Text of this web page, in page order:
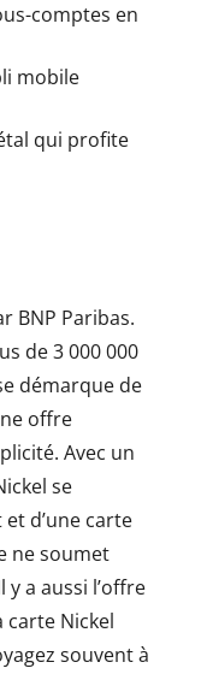
comptes en
mobile
qui profite
BNP Paribas.
de 3 000 000
démarque de
offre
Avec un
se
d’une carte
ne soumet
a aussi l’offre
carte Nickel
souvent à